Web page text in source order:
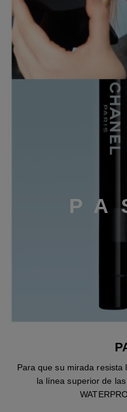
P A
Para que su mirada
la línea superior de